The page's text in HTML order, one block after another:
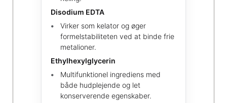
Disodium EDTA
Virker som kelator og øger
formelstabiliteten ved at binde frie
metalioner.
Ethylhexylglycerin
Multifunktionel ingrediens med
både hudplejende og let
konserverende egenskaber.